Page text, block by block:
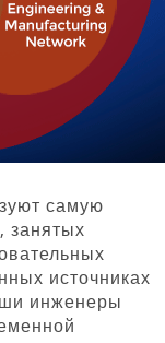
самую
занятых
источниках
инженеры